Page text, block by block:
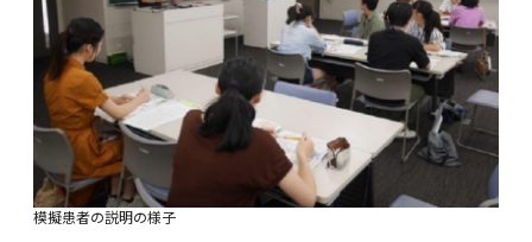
模擬患者の説明の様子